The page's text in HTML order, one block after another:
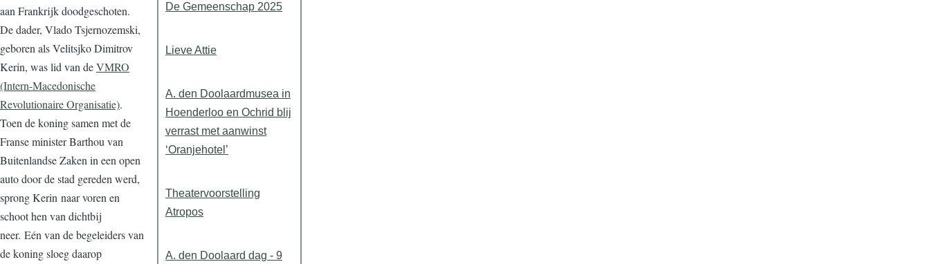
aan Frankrijk doodgeschoten.
De dader, Vlado Tsjernozemski,
geboren als Velitsjko Dimitrov
Kerin, was lid van deVMRO
(Intern-Macedonische
Revolutionaire Organisatie).
Toen de koning samen met de
Franse minister Barthou van
Buitenlandse Zaken in een open
auto door de stad gereden werd,
sprong Kerin naar voren en
schoot hen van dichtbij
neer. Eén van de begeleiders van
de koning sloeg daarop
De Gemeenschap 2025
Lieve Attie
A. den Doolaardmusea in
Hoenderloo en Ochrid blij
verrast met aanwinst
‘Oranjehotel’
Theatervoorstelling
Atropos
A. den Doolaard dag - 9